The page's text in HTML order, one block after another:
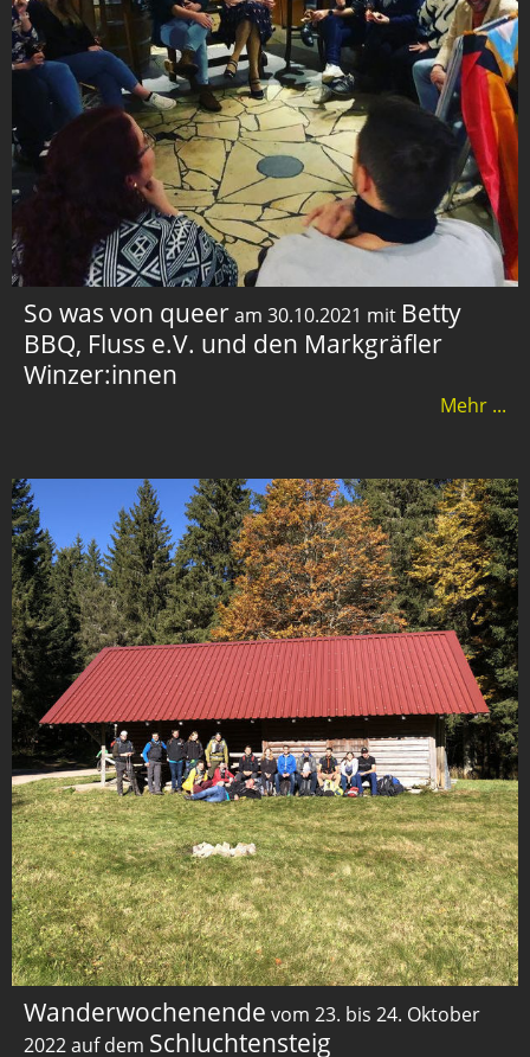
So was von queeram 30.10.2021 mit Betty
BBQ, Fluss e.V. und den Markgräfler
Winzer:innen
Mehr ...
Wanderwochenende vom 23. bis 24. Oktober
2022 auf dem Schluchtensteig